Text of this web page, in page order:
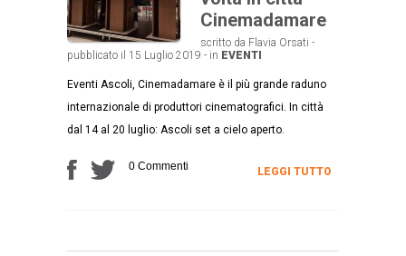
Cinemadamare
scritto da Flavia Orsati -
pubblicato il 15 Luglio 2019 - in EVENTI
Eventi Ascoli, Cinemadamare è il più grande raduno
internazionale di produttori cinematografici. In città
dal 14 al 20 luglio: Ascoli set a cielo aperto.
0 Commenti LEGGI TUTTO